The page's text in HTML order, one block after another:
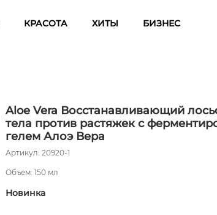
КРАСОТА ХИТЫ БИЗНЕС
Aloe Vera Восстанавливающий
тела против растяжек с
гелем Алоэ Вера
Артикул: 20920-1
Объем: 150 мл
Новинка